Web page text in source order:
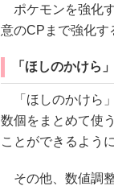
ポケモンを強化
意のCPまで強化す
「ほしのかけら
「ほしのかけら
数個をまとめて使
ことができるよう
その他、数値調